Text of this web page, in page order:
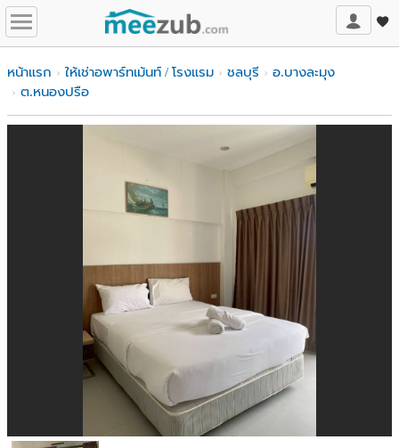
หน้าแรก ให้เช่าอพาร์ทเม้นท์ / โรงแรม ชลบุรี
อ.บางละมุง
ต.หนองปรือ